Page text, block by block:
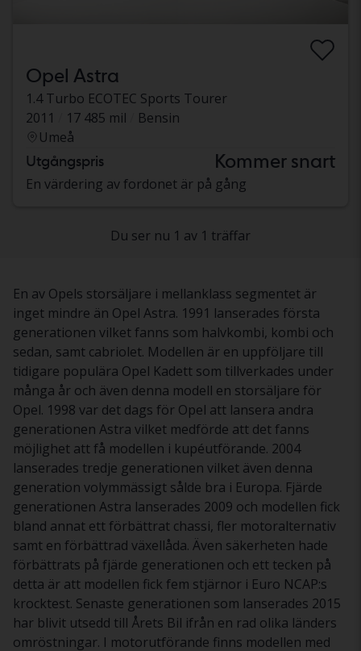
Opel Astra
1.4 Turbo ECOTEC Sports Tourer
2011
17 485 mil
Bensin
Umeå
Utgångspris Kommer snart
En värdering av fordonet är på gång
Du ser nu 1 av 1 träffar
En av Opels storsäljare i mellanklass segmentet är
inget mindre än Opel Astra. 1991 lanserades första
generationen vilket fanns som halvkombi, kombi och
sedan, samt cabriolet. Modellen är en uppföljare till
tidigare populära Opel Kadett som tillverkades under
många år och även denna modell en storsäljare för
Opel. 1998 var det dags för Opel att lansera andra
generationen Astra vilket medförde att det fanns
möjlighet att få modellen i kupéutförande. 2004
lanserades tredje generationen vilket även denna
generation volymmässigt sålde bra i Europa. Fjärde
generationen Astra lanserades 2009 och modellen fick
bland annat ett förbättrat chassi, fler motoralternativ
samt en förbättrad växellåda. Även säkerheten hade
förbättrats på fjärde generationen och ett tecken på
detta är att modellen fick fem stjärnor i Euro NCAP:s
krocktest. Senaste generationen som lanserades 2015
har blivit utsedd till Årets Bil ifrån en rad olika länders
omröstningar. I motorutförande finns modellen med